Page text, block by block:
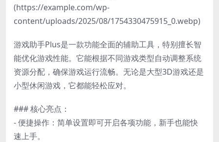
(https://example.com/wp-
content/uploads/2025/08/1754330475915_0.webp)
游戏助手Plus是一款功能全面的辅助工具，特别擅长智
能优化游戏性能。它能根据不同游戏类型自动调整系统
资源分配，确保游戏运行流畅。无论是大型3D游戏还是
小型休闲游戏，它都能轻松应对。
### 核心亮点：
- 便捷操作：简单设置即可开启各项功能，新手也能快
速上手。